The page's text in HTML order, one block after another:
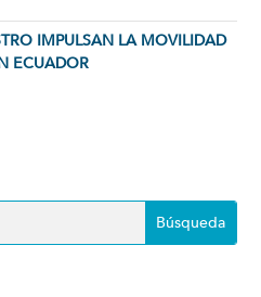
IMPULSAN LA MOVILIDAD
ECUADOR